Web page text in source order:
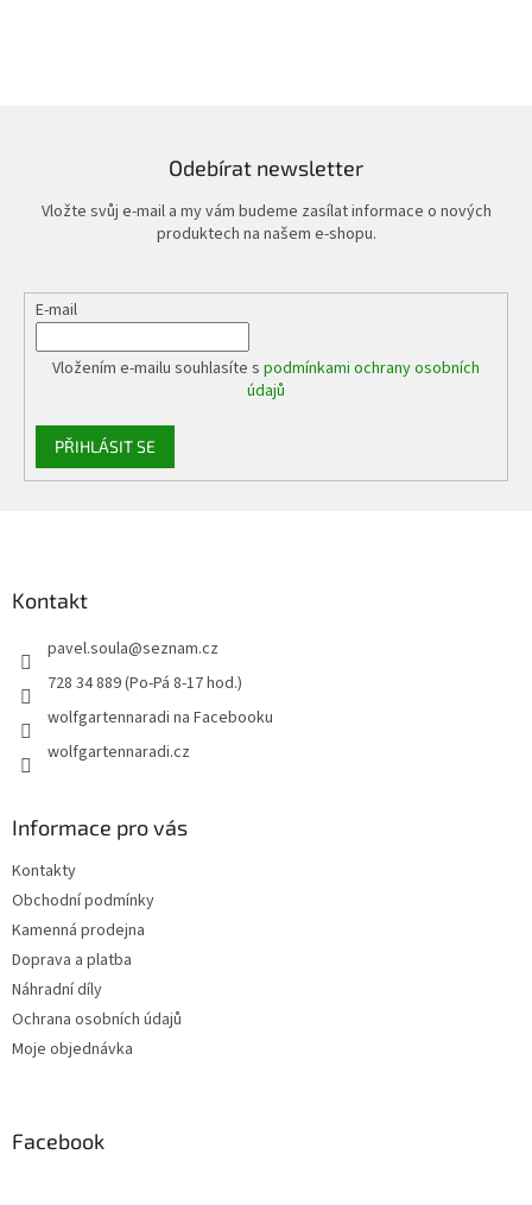
Odebírat newsletter
Vložte svůj e-mail a my vám budeme zasílat informace o nových
produktech na našem e-shopu.
E-mail
Vložením e-mailu souhlasíte s podmínkami ochrany osobních
údajů
PŘIHLÁSIT SE
Kontakt
pavel.soula@seznam.cz
728 34 889 (Po-Pá 8-17 hod.)
wolfgartennaradi na Facebooku
wolfgartennaradi.cz
Informace pro vás
Kontakty
Obchodní podmínky
Kamenná prodejna
Doprava a platba
Náhradní díly
Ochrana osobních údajů
Moje objednávka
Facebook